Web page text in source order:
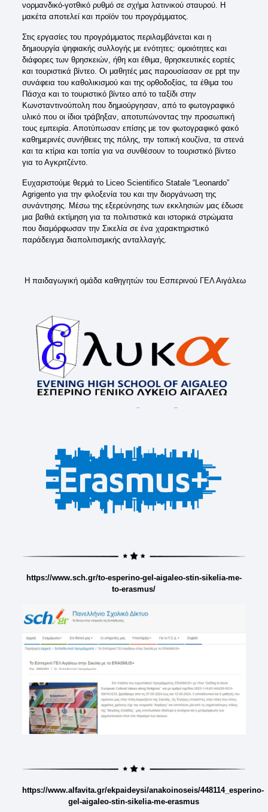
νορμανδικό-γοτθικό ρυθμό σε σχήμα λατινικού σταυρού. Η
μακέτα αποτελεί και προϊόν του προγράμματος.
Στις εργασίες του προγράμματος περιλαμβάνεται και η
δημιουργία ψηφιακής συλλογής με ενότητες: ομοιότητες και
διάφορες των θρησκειών, ήθη και έθιμα, θρησκευτικές εορτές
και τουριστικά βίντεο. Οι μαθητές μας παρουσίασαν σε ppt την
συνάφεια του καθολικισμού και της ορθοδοξίας, τα έθιμα του
Πάσχα και το τουριστικό βίντεο από το ταξίδι στην
Κωνσταντινούπολη που δημιούργησαν, από το φωτογραφικό
υλικό που οι ίδιοι τράβηξαν, αποτυπώνοντας την προσωπική
τους εμπειρία. Αποτύπωσαν επίσης με τον φωτογραφικό φακό
καθημερινές συνήθειες της πόλης, την τοπική κουζίνα, τα στενά
και τα κτίρια και τοπία για να συνθέσουν το τουριστικό βίντεο
για το Αγκριτζέντο.
Ευχαριστούμε θερμά το Liceo Scientifico Statale “Leonardo”
Agrigento για την φιλοξενία του και την διοργάνωση της
συνάντησης. Μέσω της εξερεύνησης των εκκλησιών μας έδωσε
μια βαθιά εκτίμηση για τα πολιτιστικά και ιστορικά στρώματα
που διαμόρφωσαν την Σικελία σε ένα χαρακτηριστικό
παράδειγμα διαπολιτισμικής ανταλλαγής.
Η παιδαγωγική ομάδα καθηγητών του Εσπερινού ΓΕΛ Αιγάλεω
https://www.sch.gr/to-esperino-gel-aigaleo-stin-sikelia-me-
to-erasmus/
https://www.alfavita.gr/ekpaideysi/anakoinoseis/448114_esperino-
gel-aigaleo-stin-sikelia-me-erasmus